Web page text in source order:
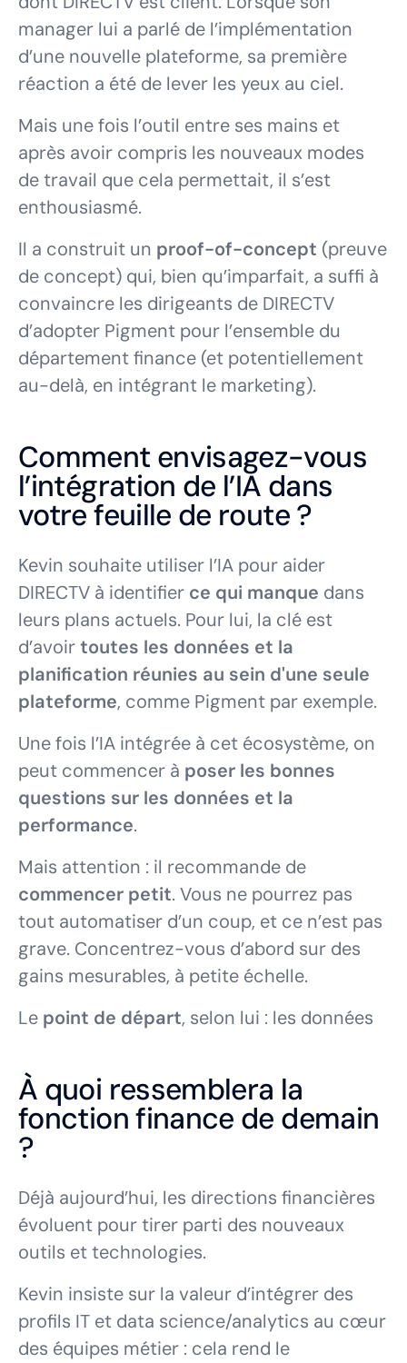
manager lui a parlé de l’implémentation
d’une nouvelle plateforme, sa première
réaction a été de lever les yeux au ciel.
Mais une fois l’outil entre ses mains et
après avoir compris les nouveaux modes
de travail que cela permettait, il s’est
enthousiasmé.
Il a construit un proof-of-concept (preuve
de concept) qui, bien qu’imparfait, a suffi à
convaincre les dirigeants de DIRECTV
d’adopter Pigment pour l’ensemble du
département finance (et potentiellement
au-delà, en intégrant le marketing).
Comment envisagez-vous
l’intégration de l’IA dans
votre feuille de route ?
Kevin souhaite utiliser l’IA pour aider
DIRECTV à identifier ce qui manque dans
leurs plans actuels. Pour lui, la clé est
d’avoirtoutes les données et la
planification réunies au sein d'une seule
plateforme, comme Pigment par exemple.
Une fois l’IA intégrée à cet écosystème, on
peut commencer à poser les bonnes
questions sur les données et la
performance.
Mais attention : il recommande de
commencer petit. Vous ne pourrez pas
tout automatiser d’un coup, et ce n’est pas
grave. Concentrez-vous d’abord sur des
gains mesurables, à petite échelle.
Le point de départ, selon lui : les données
À quoi ressemblera la
fonction finance de demain
?
Déjà aujourd’hui, les directions financières
évoluent pour tirer parti des nouveaux
outils et technologies.
Kevin insiste sur la valeur d’intégrer des
profils IT et data science/analytics au cœur
des équipes métier : cela rend le